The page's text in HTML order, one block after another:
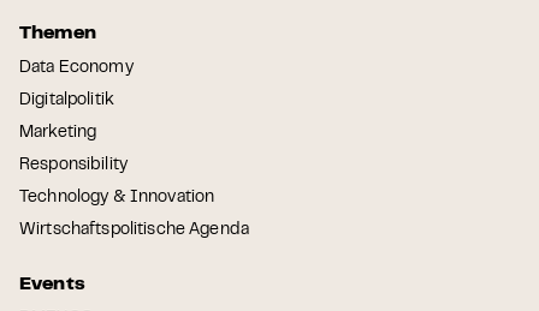
Themen
Data Economy
Digitalpolitik
Marketing
Responsibility
Technology & Innovation
Wirtschaftspolitische Agenda
Events